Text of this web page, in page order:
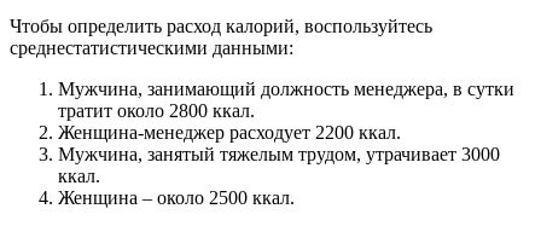
Чтобы определить расход калорий, воспользуйтесь
среднестатистическими данными:
Мужчина, занимающий должность менеджера, в сутки
тратит около 2800 ккал.
Женщина-менеджер расходует 2200 ккал.
Мужчина, занятый тяжелым трудом, утрачивает 3000
ккал.
Женщина – около 2500 ккал.